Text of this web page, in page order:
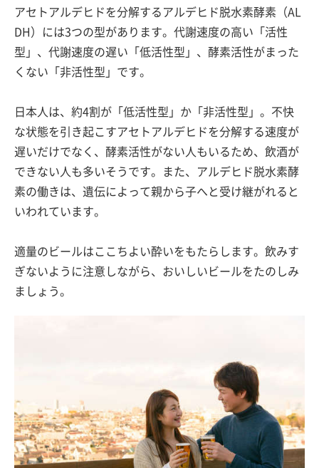
アセトアルデヒドを分解するアルデヒド脱水素酵素（AL
DH）には3つの型があります。代謝速度の高い「活性
型」、代謝速度の遅い「低活性型」、酵素活性がまった
くない「非活性型」です。
日本人は、約4割が「低活性型」か「非活性型」。不快
な状態を引き起こすアセトアルデヒドを分解する速度が
遅いだけでなく、酵素活性がない人もいるため、飲酒が
できない人も多いそうです。また、アルデヒド脱水素酵
素の働きは、遺伝によって親から子へと受け継がれると
いわれています。
適量のビールはここちよい酔いをもたらします。飲みす
ぎないように注意しながら、おいしいビールをたのしみ
ましょう。